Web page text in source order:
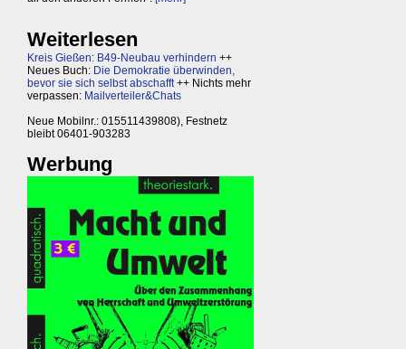
Weiterlesen
Kreis Gießen: B49-Neubau verhindern ++
Neues Buch: Die Demokratie überwinden,
bevor sie sich selbst abschafft++ Nichts mehr
verpassen: Mailverteiler&Chats
Neue Mobilnr.: 015511439808), Festnetz
bleibt 06401-903283
Werbung